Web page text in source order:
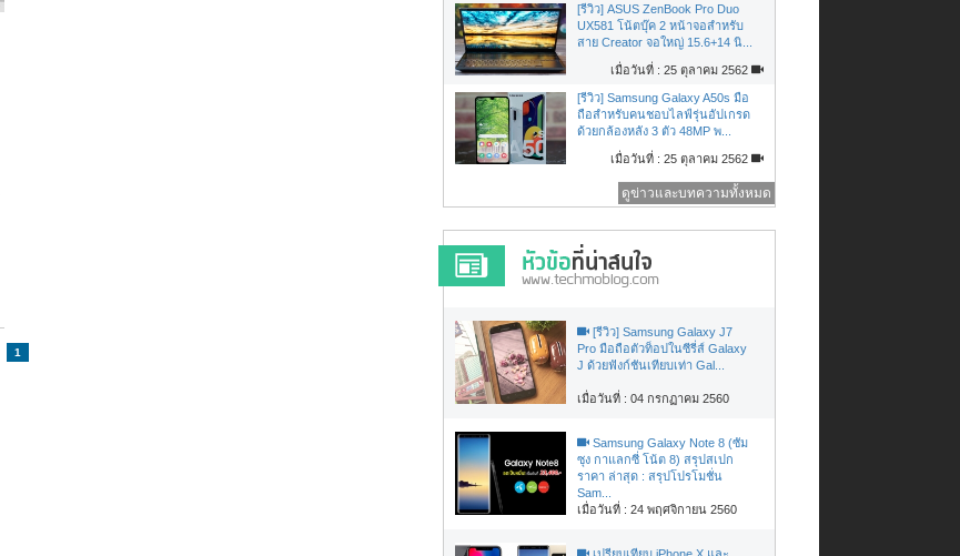
1
[รีวิว] ASUS ZenBook Pro Duo
UX581 โน้ตบุ๊ค 2 หน้าจอสำหรับ
สาย Creator จอใหญ่ 15.6+14 นิ...
เมื่อวันที่ : 25 ตุลาคม 2562
[รีวิว] Samsung Galaxy A50s มือ
ถือสำหรับคนชอบไลฟ์รุ่นอัปเกรด
ด้วยกล้องหลัง 3 ตัว 48MP พ...
เมื่อวันที่ : 25 ตุลาคม 2562
ดูข่าวและบทความทั้งหมด
[รีวิว] Samsung Galaxy J7
Pro มือถือตัวท็อปในซีรี่ส์ Galaxy
J ด้วยฟังก์ชันเทียบเท่า Gal...
เมื่อวันที่ : 04 กรกฏาคม 2560
Samsung Galaxy Note 8 (ซัม
ซุง กาแลกซี่ โน้ต 8) สรุปสเปก
ราคา ล่าสุด : สรุปโปรโมชั่น
Sam...
เมื่อวันที่ : 24 พฤศจิกายน 2560